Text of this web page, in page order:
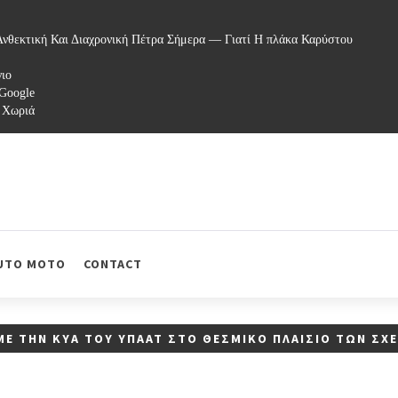
Και Διαχρονική Πέτρα Σήμερα — Γιατί Η πλάκα Καρύστου
MOTO CONTACT
ΤΗΝ ΚΥΑ ΤΟΥ ΥΠΑΑΤ ΣΤΟ ΘΕΣΜΙΚΌ ΠΛΑΊΣΙΟ ΤΩΝ